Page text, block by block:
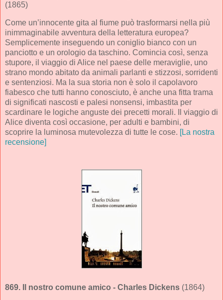
(1865)
Come un’innocente gita al fiume può trasformarsi nella più
inimmaginabile avventura della letteratura europea?
Semplicemente inseguendo un coniglio bianco con un
panciotto e un orologio da taschino. Comincia così, senza
stupore, il viaggio di Alice nel paese delle meraviglie, uno
strano mondo abitato da animali parlanti e stizzosi, sorridenti
e sentenziosi. Ma la sua storia non è solo il capolavoro
fiabesco che tutti hanno conosciuto, è anche una fitta trama
di significati nascosti e palesi nonsensi, imbastita per
scardinare le logiche anguste dei precetti morali. Il viaggio di
Alice diventa così occasione, per adulti e bambini, di
scoprire la luminosa mutevolezza di tutte le cose. [La nostra
recensione]
869. Il nostro comune amico - Charles Dickens (1864)